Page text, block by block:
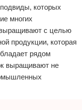
которых
многих
с целью
продукции, которая
рядом
выращивают не